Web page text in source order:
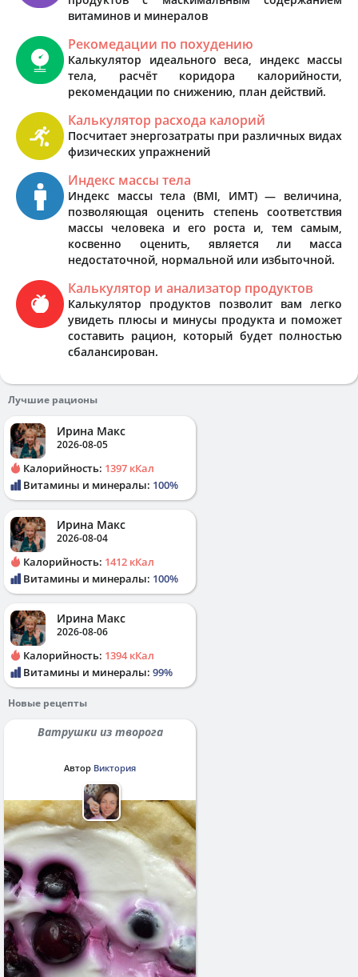
витаминов и минералов
Рекомедации по похудению
Калькулятор идеального веса, индекс массы
тела, расчёт коридора калорийности,
рекомендации по снижению, план действий.
Калькулятор расхода калорий
Посчитает энергозатраты при различных видах
физических упражнений
Индекс массы тела
Индекс массы тела (BMI, ИМТ) — величина,
позволяющая оценить степень соответствия
массы человека и его роста и, тем самым,
косвенно оценить, является ли масса
недостаточной, нормальной или избыточной.
Калькулятор и анализатор продуктов
Калькулятор продуктов позволит вам легко
увидеть плюсы и минусы продукта и поможет
составить рацион, который будет полностью
сбалансирован.
Лучшие рационы
Ирина Макс
2026-08-05
Калорийность: 1397 кКал
Витамины и минералы: 100%
Ирина Макс
2026-08-04
Калорийность: 1412 кКал
Витамины и минералы: 100%
Ирина Макс
2026-08-06
Калорийность: 1394 кКал
Витамины и минералы: 99%
Новые рецепты
Ватрушки из творога
Автор Виктория